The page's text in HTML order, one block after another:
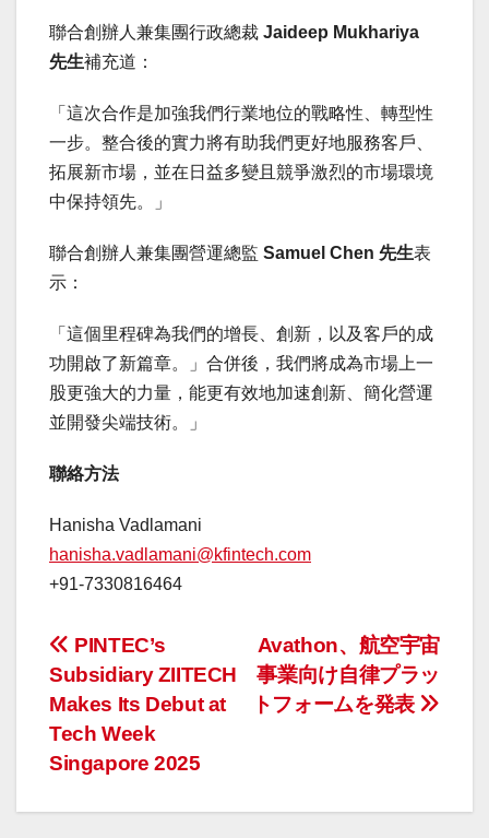
聯合創辦人兼集團行政總裁 Jaideep Mukhariya
先生補充道：
「這次合作是加強我們行業地位的戰略性、轉型性
一步。整合後的實力將有助我們更好地服務客戶、
拓展新市場，並在日益多變且競爭激烈的市場環境
中保持領先。」
聯合創辦人兼集團營運總監 Samuel Chen 先生表
示：
「這個里程碑為我們的增長、創新，以及客戶的成
功開啟了新篇章。」合併後，我們將成為市場上一
股更強大的力量，能更有效地加速創新、簡化營運
並開發尖端技術。」
聯絡方法
Hanisha Vadlamani
hanisha.vadlamani@kfintech.com
+91-7330816464
投
稿
ナ
ビ
Avathon、航空宇宙
事業向け自律プラッ
トフォームを発表
PINTEC’s
Subsidiary ZIITECH
Makes Its Debut at
Tech Week
Singapore 2025